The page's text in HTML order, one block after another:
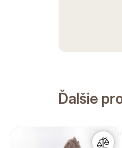
Ďalšie